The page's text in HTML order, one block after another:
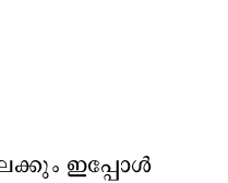
ഇപ്പോൾ